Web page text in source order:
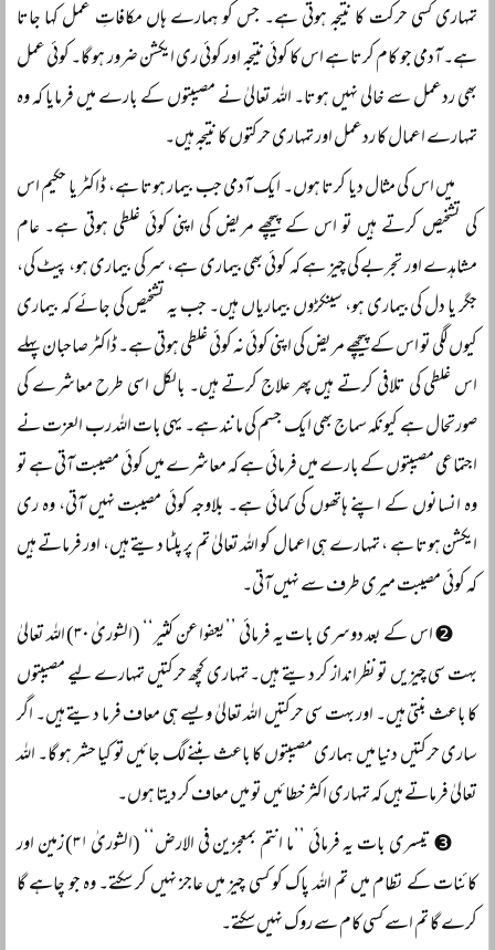
تمہاری کسی حرکت کا نتیجہ ہوتی ہے۔ جس کو ہمارے ہاں مکافاتِ عمل کہا جاتا
ہے۔ آدمی جو کام کرتا ہے اس کا کوئی نتیجہ اور کوئی ری ایکشن ضرور ہو گا۔ کوئی عمل
بھی ردعمل سے خالی نہیں ہوتا۔ اللہ تعالیٰ نے مصیبتوں کے بارے میں فرمایا کہ وہ
تمہارے اعمال کا ردعمل اور تمہاری حرکتوں کا نتیجہ ہیں۔
میں اس کی مثال دیا کرتا ہوں۔ ایک آدمی جب بیمار ہوتا ہے، ڈاکٹر یا حکیم اس
کی تشخیص کرتے ہیں تو اس کے پیچھے مریض کی اپنی کوئی غلطی ہوتی ہے۔ عام
مشاہدے اور تجربے کی چیز ہے کہ کوئی بھی بیماری ہے، سر کی بیماری ہو، پیٹ کی،
جگر یا دل کی بیماری ہو، سینکڑوں بیماریاں ہیں۔ جب یہ تشخیص کی جائے کہ بیماری
کیوں لگی تو اس کے پیچھے مریض کی اپنی کوئی نہ کوئی غلطی ہوتی ہے۔ ڈاکٹر صاحبان پہلے
اس غلطی کی تلافی کرتے ہیں پھر علاج کرتے ہیں۔ بالکل اسی طرح معاشرے کی
صورتحال ہے کیونکہ سماج بھی ایک جسم کی مانند ہے۔ یہی بات اللہ رب العزت نے
اجتماعی مصیبتوں کے بارے میں فرمائی ہے کہ معاشرے میں کوئی مصیبت آتی ہے تو
وہ انسانوں کے اپنے ہاتھوں کی کمائی ہے۔ بلاوجہ کوئی مصیبت نہیں آتی، وہ ری
ایکشن ہوتا ہے ، تمہارے ہی اعمال کو اللہ تعالیٰ تم پر پلٹا دیتے ہیں، اور فرماتے ہیں
کہ کوئی مصیبت میری طرف سے نہیں آتی۔
❷ اس کے بعد دوسری بات یہ فرمائی ’’یعفوا عن کثیر‘‘ (الشوریٰ ۳۰) اللہ تعالیٰ
بہت سی چیزیں تو نظرانداز کر دیتے ہیں۔ تمہاری کچھ حرکتیں تمہارے لیے مصیبتوں
کا باعث بنتی ہیں۔ اور بہت سی حرکتیں اللہ تعالیٰ ویسے ہی معاف فرما دیتے ہیں۔ اگر
ساری حرکتیں دنیا میں ہماری مصیبتوں کا باعث بننے لگ جائیں تو کیا حشر ہو گا۔ اللہ
تعالیٰ فرماتے ہیں کہ تمہاری اکثر خطائیں تو میں معاف کر دیتا ہوں۔
❸ تیسری بات یہ فرمائی ’’ما انتم بمعجزین فی الارض‘‘ (الشوریٰ ۳۱) زمین اور
کائنات کے نظام میں تم اللہ پاک کو کسی چیز میں عاجز نہیں کر سکتے۔ وہ جو چاہے گا
کرے گا تم اسے کسی کام سے روک نہیں سکتے۔